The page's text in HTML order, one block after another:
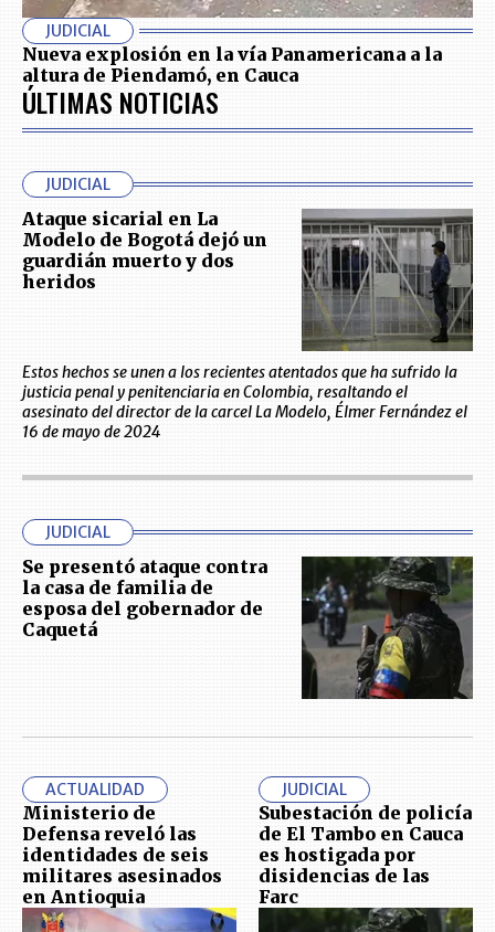
JUDICIAL
Nueva explosión en la vía Panamericana a la
altura de Piendamó, en Cauca
ÚLTIMAS NOTICIAS
JUDICIAL
Ataque sicarial en La
Modelo de Bogotá dejó un
guardián muerto y dos
heridos
Estos hechos se unen a los recientes atentados que ha sufrido la
justicia penal y penitenciaria en Colombia, resaltando el
asesinato del director de la carcel La Modelo, Élmer Fernández el
16 de mayo de 2024
JUDICIAL
Se presentó ataque contra
la casa de familia de
esposa del gobernador de
Caquetá
ACTUALIDAD
Ministerio de
Defensa reveló las
identidades de seis
militares asesinados
en Antioquia
JUDICIAL
Subestación de policía
de El Tambo en Cauca
es hostigada por
disidencias de las
Farc